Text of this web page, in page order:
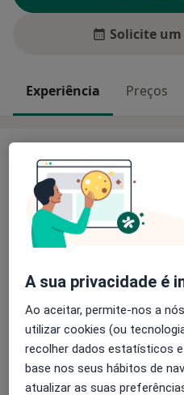
Solicite
Experiência Preços
Psicóloga desde 1999 pela
Membro Efectivo da
Portugeses nº 2096.
jovens, adultos e casais.
perturbação de stress
personalidade e de
relacionamentos e
regulação emocional e do
dor crónica.
internacionalmente,
portuguesas emigradas.
mais Sobre mim
Principais doenças tratadas
Transtornos Cognitivos
Transtorno Depressivo
A sua privacidade é
Ao aceitar, permite-nos a
utilizar cookies (ou
recolher dados estatísticos
base nos seus hábitos de
atualizar as suas